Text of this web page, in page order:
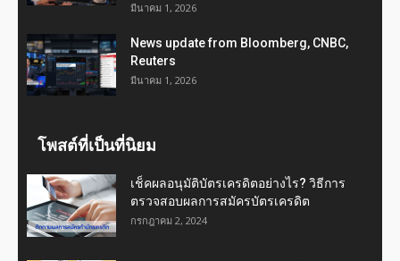
มีนาคม 1, 2026
News update from Bloomberg, CNBC,
Reuters
มีนาคม 1, 2026
โพสต์ที่เป็นที่นิยม
เช็คผลอนุมัติบัตรเครดิตอย่างไร? วิธีการ
ตรวจสอบผลการสมัครบัตรเครดิต
กรกฎาคม 2, 2024